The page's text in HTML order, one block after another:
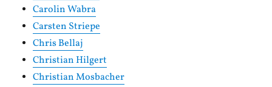
Carolin Wabra
Carsten Striepe
Chris Bellaj
Christian Hilgert
Christian Mosbacher